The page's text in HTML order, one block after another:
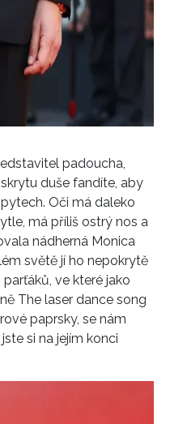
padoucha,
duše fandíte, aby
Oči má daleko
má příliš ostrý nos a
nádherná Monica
světě jí ho nepokrytě
ve které jako
The laser dance song
paprsky, se nám
si na jejím konci